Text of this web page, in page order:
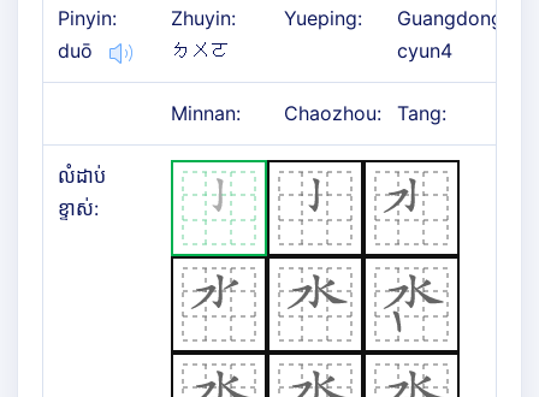
Pinyin:
duō
Zhuyin:
ㄉㄨㄛ
Yueping:
Guangdong:
cyun4
Minnan: Chaozhou: Tang:
លំដាប់
ខ្ទាស់: